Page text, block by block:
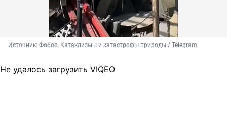
Источник: Фобос. Катаклизмы и катастрофы природы / Telegram
Не удалось загрузить VIQEO